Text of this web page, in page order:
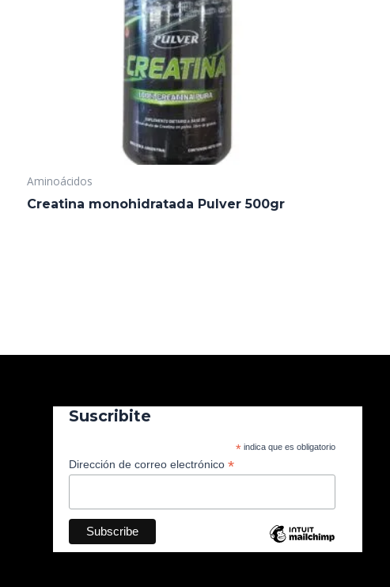
Aminoácidos
Creatina monohidratada Pulver 500gr
Suscribite
*indica que es obligatorio
Dirección de correo electrónico *